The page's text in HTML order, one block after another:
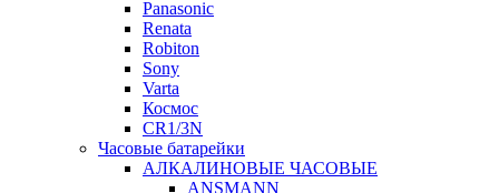
Panasonic
Renata
Robiton
Sony
Varta
Космос
CR1/3N
Часовые батарейки
АЛКАЛИНОВЫЕ ЧАСОВЫЕ
ANSMANN